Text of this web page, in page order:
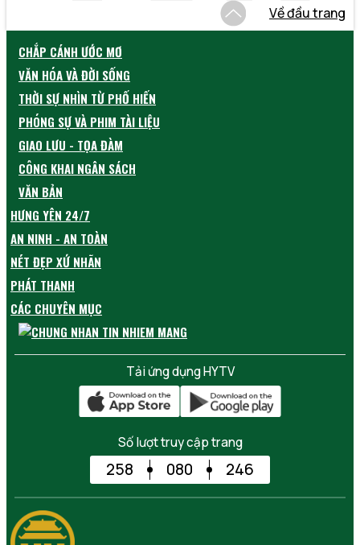
Về đầu trang
CHẮP CÁNH ƯỚC MƠ
VĂN HÓA VÀ ĐỜI SỐNG
THỜI SỰ NHÌN TỪ PHỐ HIẾN
PHÓNG SỰ VÀ PHIM TÀI LIỆU
GIAO LƯU - TỌA ĐÀM
CÔNG KHAI NGÂN SÁCH
VĂN BẢN
HƯNG YÊN 24/7
AN NINH - AN TOÀN
NÉT ĐẸP XỨ NHÃN
PHÁT THANH
CÁC CHUYÊN MỤC
Tải ứng dụng HYTV
Số lượt truy cập trang
258 080 246